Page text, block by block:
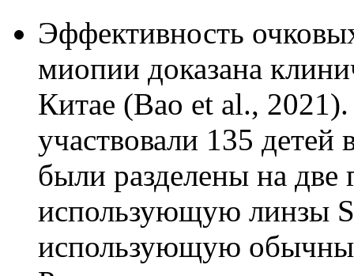
Эффективность
миопии доказана
Китае (Bao et al.,
участвовали 135 детей
были разделены на
использующую линзы
использующую